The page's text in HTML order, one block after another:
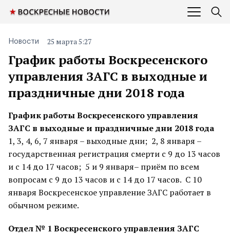
График работы Воскресенского
управления ЗАГС в выходные и
праздничные дни 2018 года
Новости 25 марта 5:27
График работы Воскресенского управления
ЗАГС в выходные и праздничные дни 2018 года
1, 3, 4, 6, 7 января – выходные дни; 2, 8 января –
государственная регистрация смерти с 9 до 13 часов
и с 14 до 17 часов; 5 и 9 января– приём по всем
вопросам с 9 до 13 часов и с 14 до 17 часов. С 10
января Воскресенское управление ЗАГС работает в
обычном режиме.
Отдел № 1 Воскресенского управления ЗАГС